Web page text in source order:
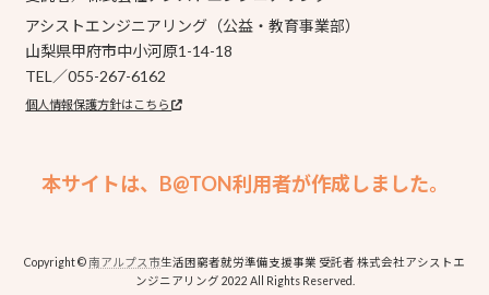
アシストエンジニアリング（公益・教育事業部）
山梨県甲府市中小河原1-14-18
TEL／055-267-6162
個人情報保護方針はこちら
本サイトは、B@TON利用者が作成しました。
Copyright ©南アルプス市生活困窮者就労準備支援事業 受託者 株式会社アシストエ
ンジニアリング 2022 All Rights Reserved.